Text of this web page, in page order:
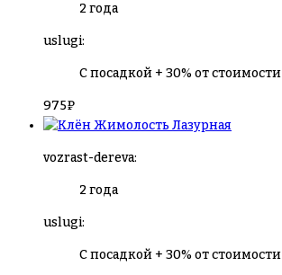
2 года
uslugi:
С посадкой + 30% от стоимости
975₽
Жимолость Лазурная
vozrast-dereva:
2 года
uslugi:
С посадкой + 30% от стоимости